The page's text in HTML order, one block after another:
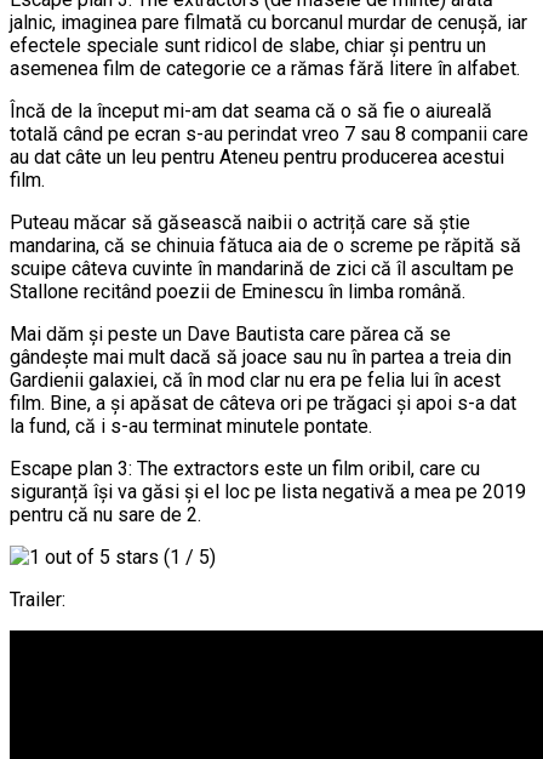
jalnic, imaginea pare filmată cu borcanul murdar de cenușă, iar
efectele speciale sunt ridicol de slabe, chiar și pentru un
asemenea film de categorie ce a rămas fără litere în alfabet.
Încă de la început mi-am dat seama că o să fie o aiureală
totală când pe ecran s-au perindat vreo 7 sau 8 companii care
au dat câte un leu pentru Ateneu pentru producerea acestui
film.
Puteau măcar să găsească naibii o actriță care să știe
mandarina, că se chinuia fătuca aia de o screme pe răpită să
scuipe câteva cuvinte în mandarină de zici că îl ascultam pe
Stallone recitând poezii de Eminescu în limba română.
Mai dăm și peste un Dave Bautista care părea că se
gândește mai mult dacă să joace sau nu în partea a treia din
Gardienii galaxiei, că în mod clar nu era pe felia lui în acest
film. Bine, a și apăsat de câteva ori pe trăgaci și apoi s-a dat
la fund, că i s-au terminat minutele pontate.
Escape plan 3: The extractors este un film oribil, care cu
siguranță își va găsi și el loc pe lista negativă a mea pe 2019
pentru că nu sare de 2.
(1 / 5)
Trailer: